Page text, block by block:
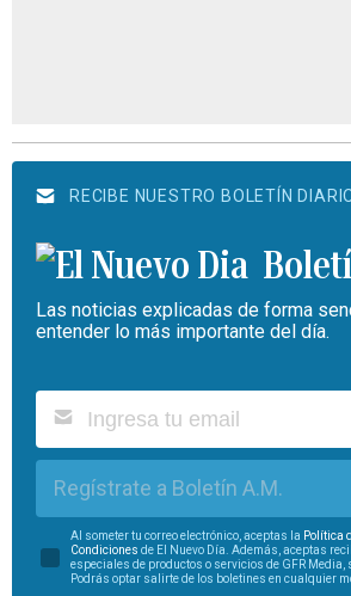
RECIBE NUESTRO BOLETÍN
Las noticias explicadas de forma
entender lo más importante del día.
Regístrate a Boletín A.M.
Al someter tu correo electrónico, aceptas la Política
Condiciones de El Nuevo Día. Además, aceptas
especiales de productos o servicios de GFR Media,
Podrás optar salirte de los boletines en cualquier